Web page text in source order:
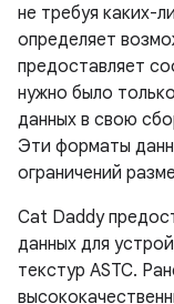
не требуя каких-
определяет
предоставляет
нужно было
данных в свою
Эти форматы
ограничений
Cat Daddy
данных для
текстур ASTC.